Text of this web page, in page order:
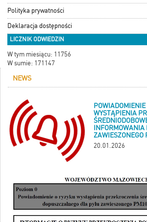
Polityka prywatności
Deklaracja dostępności
LICZNIK ODWIEDZIN
W tym miesiącu: 11756
W sumie: 171147
NEWS
POWIADOMIENIE
WYSTĄPIENIA
INFORMOWANIA
ZAWIESZONEGO
20.01.2026